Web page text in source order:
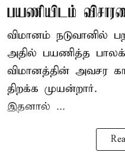
பயணியிடம்
விமானம் நடுவானில்
அதில் பயணித்த
விமானத்தின் அவசர
திறக்க முயன்றார்.
இதனால் ...